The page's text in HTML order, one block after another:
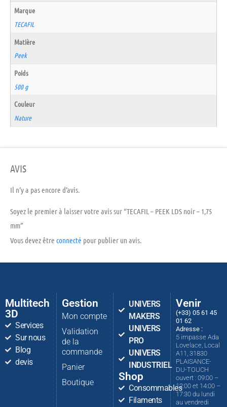
Marque
TECAFIL
Matière
Peek
Poids
500 g
Couleur
Nature
AVIS
Il n’y a pas encore d’avis.
Soyez le premier à laisser votre avis sur “TECAFIL – PEEK LDS noir – 1,75
mm”
Vous devez être connecté pour publier un avis.
Multitech
3D
Services
Sur nous
Blog
devis
Gestion
Mon compte
Validation
de la
commande
Panier
Boutique
UNIVERS
MAKERS
UNIVERS
PRO
UNIVERS
INDUSTRIEL
Shop
Consommables
Filaments
Venir
(+33) 05 61 45
01 62
Adresse :
5 impasse Ada
Lovelace, Local
A11, 31830
PLAISANCE-
DU-TOUCH
ouvert : 09:00 –
12:00 et 14:00 –
17:30 du lundi
au vendredi